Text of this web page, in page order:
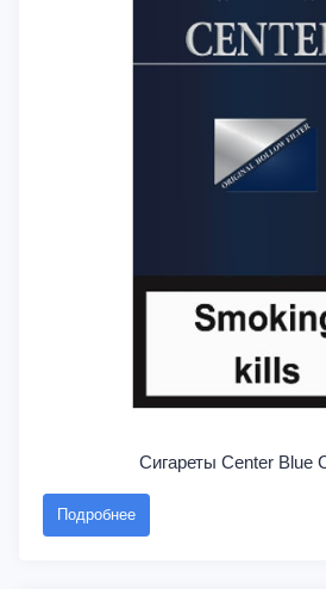
Сигареты Center Blue
Подробнее